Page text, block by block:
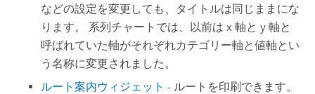
などの設定を変更しても、タイトルは同じままにな
ります。 系列チャートでは、以前は x 軸と y 軸と
呼ばれていた軸がそれぞれカテゴリー軸と値軸とい
う名称に変更されました。
ルート案内ウィジェット - ルートを印刷できます。